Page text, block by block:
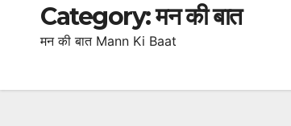
Category:मन की बात
मन की बात Mann Ki Baat